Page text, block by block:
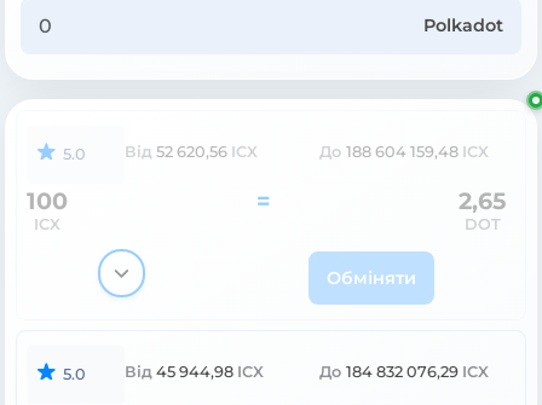
Polkadot
5.0 Від 52 620,56 ICX До 188 604 159,48 ICX
100
ICX
= 2,65
DOT
Обміняти
5.0 Від 45 944,98 ICX До 184 832 076,29 ICX